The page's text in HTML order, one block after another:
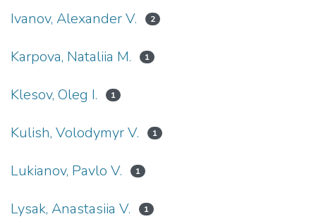
Ivanov, Alexander V. 2
Karpova, Nataliia M. 1
Klesov, Oleg I. 1
Kulish, Volodymyr V. 1
Lukianov, Pavlo V. 1
Lysak, Anastasiia V. 1